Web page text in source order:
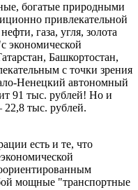
богатые природными
привлекательной
газа, угля, золота
экономической
Башкортостан,
с точки зрения
Ненецкий автономный
91 тыс. рублей! Но и
22,8 тыс. рублей.
есть и те, что
мощные "транспортные